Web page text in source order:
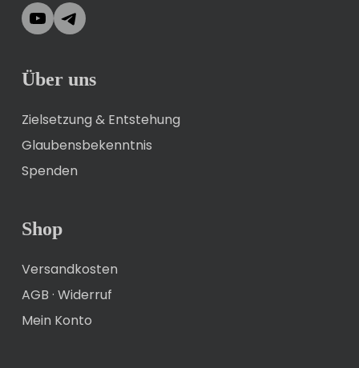
YouTubeTelegram
Über uns
Zielsetzung & Entstehung
Glaubensbekenntnis
Spenden
Shop
Versandkosten
AGB · Widerruf
Mein Konto